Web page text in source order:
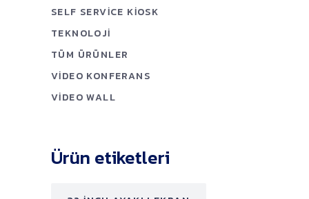
SELF SERVICE KIOSK
TEKNOLOJI
TÜM ÜRÜNLER
VIDEO KONFERANS
VIDEO WALL
Ürün etiketleri